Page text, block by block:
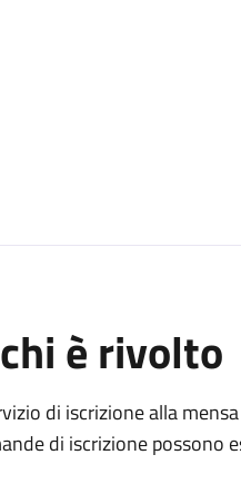
è rivolto
di iscrizione alla
di iscrizione possono